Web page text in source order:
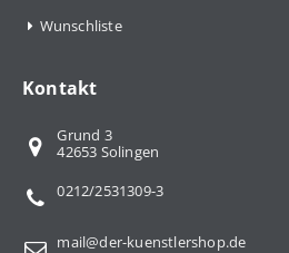
Wunschliste
Kontakt
Grund 3
42653 Solingen
0212/2531309-3
mail@der-kuenstlershop.de